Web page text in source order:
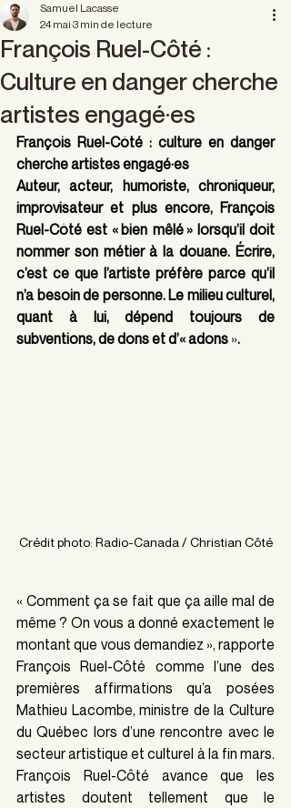
François Ruel-Côté :
Culture en danger cherche
artistes engagé·es
Samuel Lacasse
24 mai 3 min de lecture
François Ruel-Côté : culture en danger
cherche artistes engagé·es
Auteur, acteur, humoriste, chroniqueur,
improvisateur et plus encore, François
Ruel-Côté est « bien mêlé » lorsqu’il doit
nommer son métier à la douane. Écrire,
c’est ce que l’artiste préfère parce qu’il
n’a besoin de personne. Le milieu culturel,
quant à lui, dépend toujours de
subventions, de dons et d’« adons ».
Crédit photo: Radio-Canada / Christian Côté
« Comment ça se fait que ça aille mal de
même ? On vous a donné exactement le
montant que vous demandiez », rapporte
François Ruel-Côté comme l’une des
premières affirmations qu’a posées
Mathieu Lacombe, ministre de la Culture
du Québec lors d’une rencontre avec le
secteur artistique et culturel à la fin mars.
François Ruel-Côté avance que les
artistes doutent tellement que le